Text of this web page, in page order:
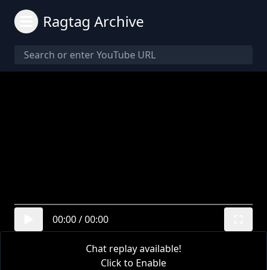
Ragtag Archive
00:00/00:00
Chat replay available!
Click to Enable